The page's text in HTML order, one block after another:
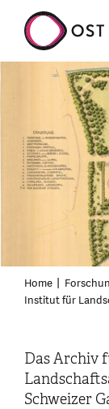
Home
Institut für
Das Archiv
Schweizer